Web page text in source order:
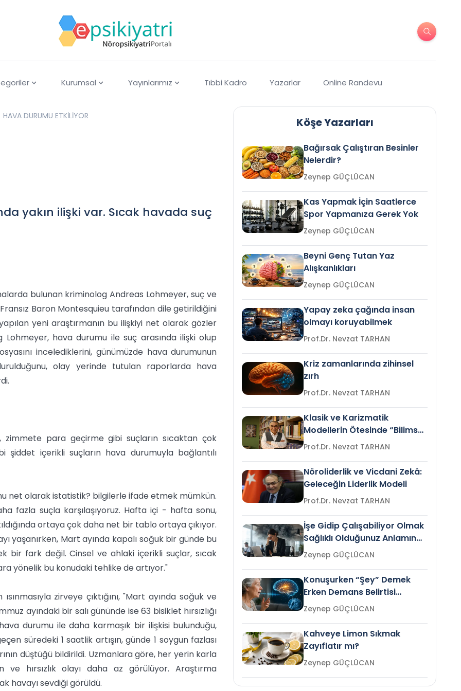
Kurumsal Yayınlarımız Tıbbi Kadro Yazarlar Online Randevu
HAVA DURUMU ETKİLİYOR
yakın ilişki var. Sıcak havada suç
bulunan kriminolog Andreas Lohmeyer, suç ve
Baron Montesquieu tarafından dile getirildiğini
yeni araştırmanın bu ilişkiyi net olarak gözler
hava durumu ile suç arasında ilişki olup
incelediklerini, günümüzde hava durumunun
olay yerinde tutulan raporlarda hava
zimmete para geçirme gibi suçların sıcaktan çok
içerikli suçların hava durumuyla bağlantılı
net olarak istatistik? bilgilerle ifade etmek mümkün.
fazla suçla karşılaşıyoruz. Hafta içi - hafta sonu,
ortaya çok daha net bir tablo ortaya çıkıyor.
yaşanırken, Mart ayında kapalı soğuk bir günde bu
bir fark değil. Cinsel ve ahlaki içerikli suçlar, sıcak
yönelik bu konudaki tehlike de artıyor."
zirveye çıktığını, "Mart ayında soğuk ve
ayındaki bir salı gününde ise 63 bisiklet hırsızlığı
hava durumu ile daha karmaşık bir ilişkisi bulunduğu,
süredeki 1 saatlik artışın, günde 1 soygun fazlası
düştüğü bildirildi. Uzmanlara göre, her yerin karla
hırsızlık olayı daha az görülüyor. Araştırma
havayı sevdiği görüldü.
Köşe Yazarları
Bağırsak Çalıştıran Besinler
Nelerdir?
Zeynep GÜÇLÜCAN
Kas Yapmak İçin Saatlerce
Spor Yapmanıza Gerek Yok
Zeynep GÜÇLÜCAN
Beyni Genç Tutan Yaz
Alışkanlıkları
Zeynep GÜÇLÜCAN
Yapay zeka çağında insan
olmayı koruyabilmek
Prof.Dr. Nevzat TARHAN
Kriz zamanlarında zihinsel
zırh
Prof.Dr. Nevzat TARHAN
Klasik ve Karizmatik
Modellerin Ötesinde “Bilimsel
Liderlik”
Prof.Dr. Nevzat TARHAN
Nöroliderlik ve Vicdani Zekâ:
Geleceğin Liderlik Modeli
Prof.Dr. Nevzat TARHAN
İşe Gidip Çalışabiliyor Olmak
Sağlıklı Olduğunuz Anlamına
Gelir mi?Zeynep GÜÇLÜCAN
Konuşurken “Şey” Demek
Erken Demans Belirtisi
Olabilir mi?Zeynep GÜÇLÜCAN
Kahveye Limon Sıkmak
Zayıflatır mı?
Zeynep GÜÇLÜCAN